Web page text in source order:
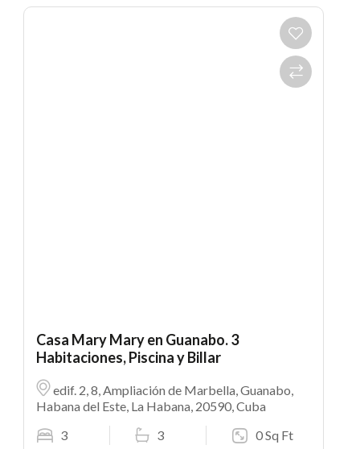
Casa Mary Mary en Guanabo. 3
Habitaciones, Piscina y Billar
edif. 2, 8, Ampliación de Marbella, Guanabo,
Habana del Este, La Habana, 20590, Cuba
3
3 0 Sq Ft